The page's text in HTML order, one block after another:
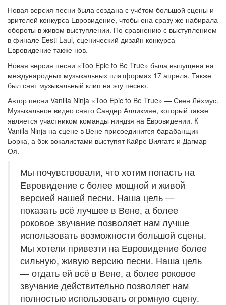
Новая версия песни была создана с учётом большой сцены и
зрителей конкурса Евровидение, чтобы она сразу же набирала
обороты в живом выступлении. По сравнению с выступлением
в финале Eesti Laul, сценический дизайн конкурса
Евровидение также нов.
Новая версия песни «Too Epic to Be True» была выпущена на
международных музыкальных платформах 17 апреля. Также
был снят музыкальный клип на эту песню.
Автор песни Vanilla Ninja «Too Epic to Be True» — Свен Лёхмус.
Музыкальное видео снято Сандер Алликмяе, который также
является участником команды ниндзя на Евровидении. К
Vanilla Ninja на сцене в Вене присоединится барабанщик
Борка, а бэк-вокалистами выступят Кайре Вилгатс и Дагмар
Оя.
Мы почувствовали, что хотим попасть на
Евровидение с более мощной и живой
версией нашей песни. Наша цель —
показать всё лучшее в Вене, а более
роковое звучание позволяет нам лучше
использовать возможности большой сцены.
Мы хотели привезти на Евровидение более
сильную, живую версию песни. Наша цель
— отдать ей всё в Вене, а более роковое
звучание действительно позволяет нам
полностью использовать огромную сцену.